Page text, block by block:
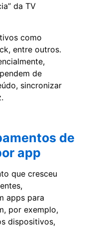
da TV
como
entre outros.
de
sincronizar
de
app
que cresceu
apps para
por exemplo,
dispositivos,